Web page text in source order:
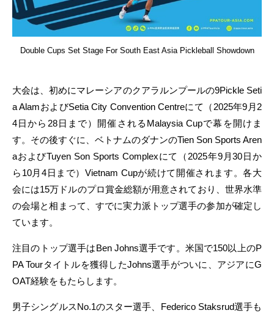
Double Cups Set Stage For South East Asia Pickleball Showdown
大会は、初めにマレーシアのクアラルンプールの9Pickle Seti
a AlamおよびSetia City Convention Centreにて（2025年9月2
4日から28日まで）開催されるMalaysia Cupで幕を開けま
す。その後すぐに、ベトナムのダナンのTien Son Sports Aren
aおよびTuyen Son Sports Complexにて（2025年9月30日か
ら10月4日まで）Vietnam Cupが続けて開催されます。各大
会には15万ドルのプロ賞金総額が用意されており、世界水準
の会場と相まって、すでに実力派トップ選手の参加が確定し
ています。
注目のトップ選手はBen Johns選手です。米国で150以上のP
PA Tourタイトルを獲得したJohns選手がついに、アジアにG
OAT経験をもたらします。
男子シングルスNo.1のスター選手、Federico Staksrud選手も